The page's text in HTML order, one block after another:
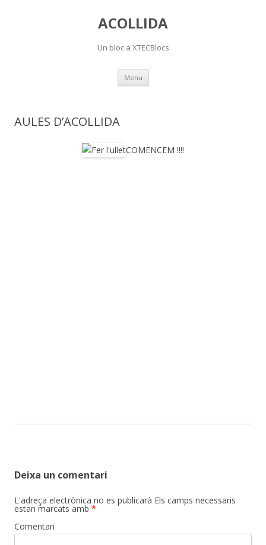
ACOLLIDA
Un bloc a XTECBlocs
Menu Skip
content
AULES D’ACOLLIDA
COMENCEM !!!!
Deixa un comentari
L'adreça electrònica no es publicarà Els camps necessaris
estan marcats amb *
Comentari